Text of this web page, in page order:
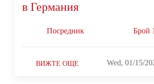
в Германия
Посредник Брой
ВИЖТЕ ОЩЕ Wed, 01/15/